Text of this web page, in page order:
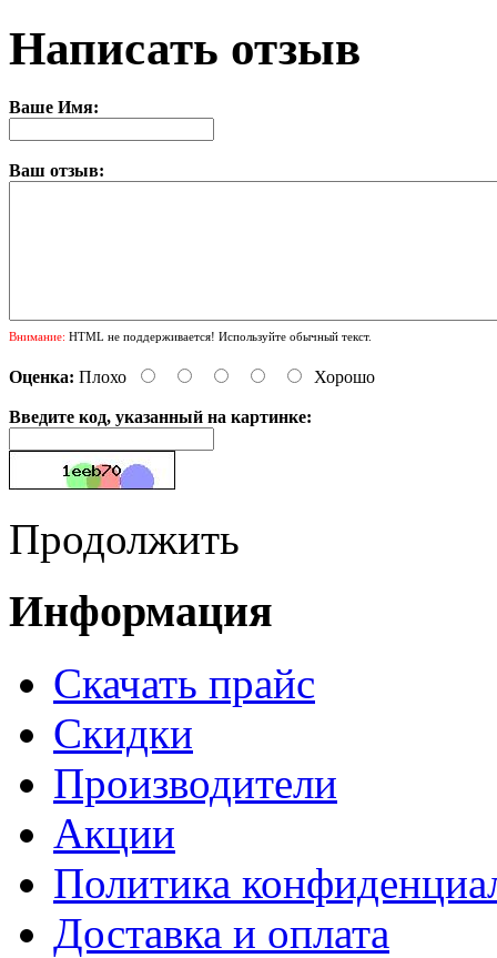
Написать отзыв
Ваше Имя:
Ваш отзыв:
Внимание: HTML не поддерживается! Используйте обычный текст.
Оценка: Плохо Хорошо
Введите код, указанный на картинке:
Продолжить
Информация
Cкачать прайс
Скидки
Производители
Акции
Политика
Доставка и оплата